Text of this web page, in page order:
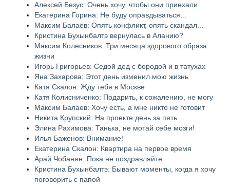
Алексей Безус: Очень хочу, чтобы они приехали
Екатерина Горина: Не буду оправдываться...
Максим Балаев: Опять конфликт, опять скандал...
Кристина Бухынбалтэ вернулась в Аланию?
Максим Колесников: Три месяца здорового образа
жизни
Игорь Григорьев: Седой дед с бородой и в татухах
Яна Захарова: Этот день изменил мою жизнь
Катя Скалон: Жду тебя в Москве
Катя Колисниченко: Подарить, к сожалению, не могу
Максим Балаев: Хочу есть, а мне никто не готовит
Никита Крупский: На проекте день за пять
Элина Рахимова: Танька, не мотай себе мозги!
Илья Баженов: Внимание!
Екатерина Скалон: Квартира на первое время
Арай Чобанян: Пока не поздравляйте
Кристина Бухынбалтэ: Бывают моменты, когда я хочу
поговорить с папой